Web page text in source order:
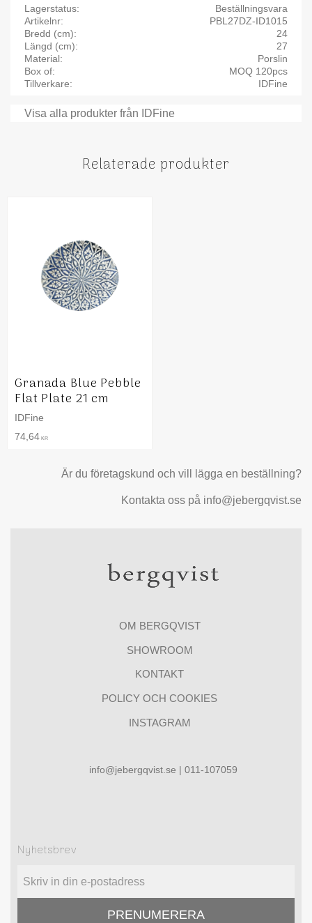
Lagerstatus
Beställningsvara
Artikelnr
PBL27DZ-ID1015
Bredd (cm)
24
Längd (cm)
27
Material
Porslin
Box of
MOQ 120pcs
Tillverkare
IDFine
Visa alla produkter från IDFine
Relaterade produkter
Granada Blue Pebble
Flat Plate 21 cm
IDFine
74,64 KR
Är du företagskund och vill lägga en beställning?
Kontakta oss på info@jebergqvist.se
OM BERGQVIST
SHOWROOM
KONTAKT
POLICY OCH COOKIES
INSTAGRAM
info@jebergqvist.se | 011-107059
Nyhetsbrev
PRENUMERERA